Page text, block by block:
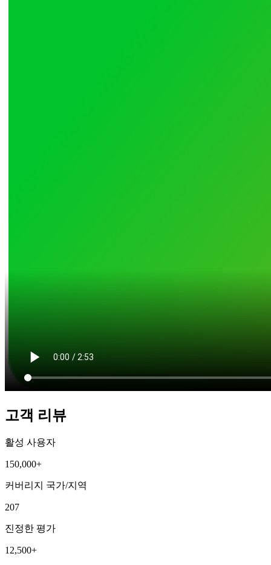
고객 리뷰
활성 사용자
150,000+
커버리지 국가/지역
207
진정한 평가
12,500+